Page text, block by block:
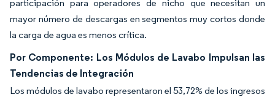
participación para operadores de nicho que necesitan un
mayor número de descargas en segmentos muy cortos donde
la carga de agua es menos crítica.
Por Componente: Los Módulos de Lavabo Impulsan las
Tendencias de Integración
Los módulos de lavabo representaron el 53,72% de los ingresos